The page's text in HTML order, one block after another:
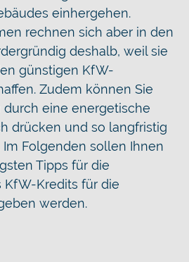
einhergehen.
rechnen sich aber in den
deshalb, weil sie
günstigen KfW-
Zudem können Sie
durch eine energetische
drücken und so langfristig
Im Folgenden sollen Ihnen
Tipps für die
KfW-Kredits für die
werden.